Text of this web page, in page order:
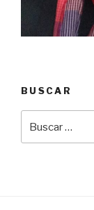
BUSCAR
por: